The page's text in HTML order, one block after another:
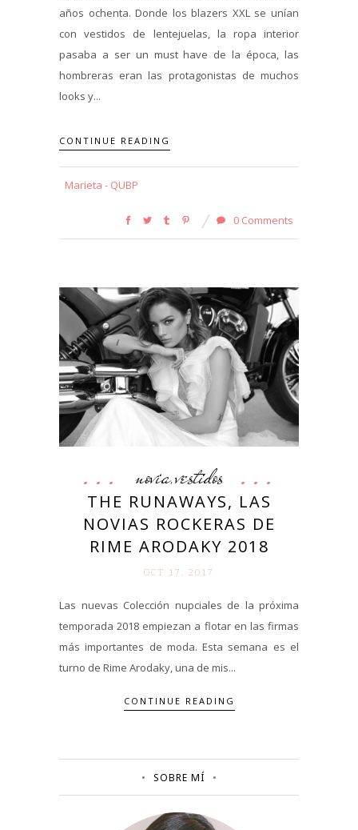
años ochenta. Donde los blazers XXL se unían
con vestidos de lentejuelas, la ropa interior
pasaba a ser un must have de la época, las
hombreras eran las protagonistas de muchos
looks y...
CONTINUE READING
Marieta - QUBP
0 Comments
novia,vestidos
THE RUNAWAYS, LAS
NOVIAS ROCKERAS DE
RIME ARODAKY 2018
OCT 17. 2017
Las nuevas Colección nupciales de la próxima
temporada 2018 empiezan a flotar en las firmas
más importantes de moda. Esta semana es el
turno de Rime Arodaky, una de mis...
CONTINUE READING
SOBRE MÍ